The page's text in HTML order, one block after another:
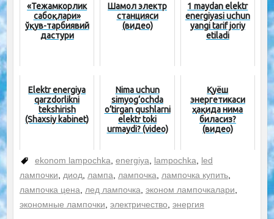
«Тежамкорлик
сабоқлари»
ўқув-тарбиявий
дастури
Шамол электр
станцияси
(видео)
1 maydan elektr
energiyasi uchun
yangi tarif joriy
etiladi
Elektr energiya
qarzdorlikni
tekshirish
(Shaxsiy kabinet)
Nima uchun
simyog‘ochda
o‘tirgan qushlarni
elektr toki
urmaydi? (video)
Қуёш
энергетикаси
ҳақида нима
биласиз?
(видео)
ekonom lampochka energiya lampochka
led
лампочки
диод лампа лампочка лампочка купить,
лампочка цена
лед лампочка эконом лампочкалари
экономные лампочки электричество энергия